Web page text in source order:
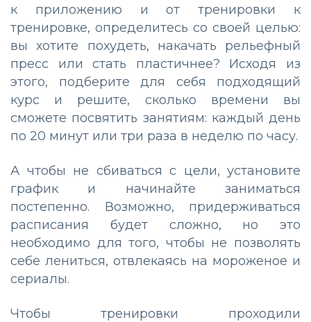
к приложению и от тренировки к
тренировке, определитесь со своей целью:
вы хотите похудеть, накачать рельефный
пресс или стать пластичнее? Исходя из
этого, подберите для себя подходящий
курс и решите, сколько времени вы
сможете посвятить занятиям: каждый день
по 20 минут или три раза в неделю по часу.
А чтобы не сбиваться с цели, установите
график и начинайте заниматься
постепенно. Возможно, придерживаться
расписания будет сложно, но это
необходимо для того, чтобы не позволять
себе лениться, отвлекаясь на мороженое и
сериалы.
Чтобы тренировки проходили